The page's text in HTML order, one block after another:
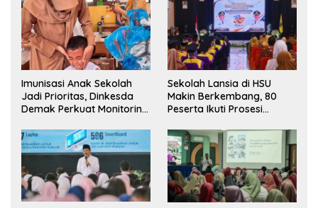
Imunisasi Anak Sekolah
Jadi Prioritas, Dinkesda
Demak Perkuat Monitoring
Sekolah Lansia di HSU
Makin Berkembang, 80
Peserta Ikuti Prosesi